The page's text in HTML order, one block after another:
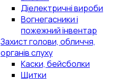
Діелектричні вироби
Вогнегасники і
пожежний інвентар
Захист голови, обличчя,
органів слуху
Каски, бейсболки
Щитки